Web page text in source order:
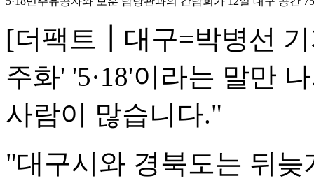
[더팩트┃대구=박병선
주화' '5·18'이라는 말만
사람이 많습니다."
"대구시와 경북도는 뒤늦